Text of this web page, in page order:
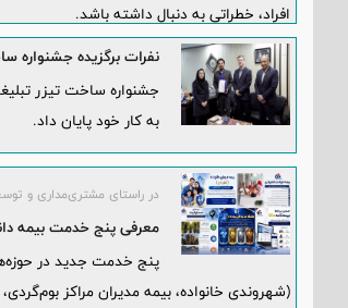
افراد، خطراتی به دنبال داشته باشد.
نفرات برگزیده جشنواره
جشنواره ساخت تیزر
به کار خود پایان داد.
در راستای مشتری‌مداری و
معرفی پنج خدمت بیمه
پنج خدمت جديد در
(شهروندی خانواده، بيمه مديران مراکز